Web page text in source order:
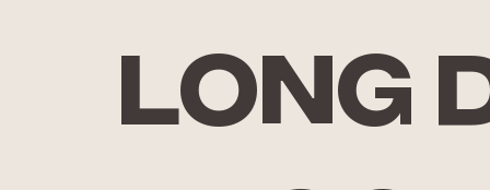
long